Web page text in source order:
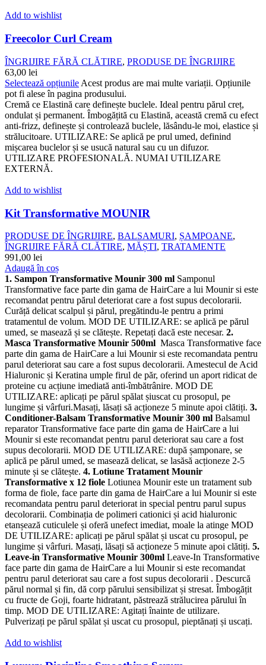
Add to wishlist
Freecolor Curl Cream
ÎNGRIJIRE FĂRĂ CLĂTIRE, PRODUSE DE ÎNGRIJIRE
63,00 lei
Selectează opțiunile Acest produs are mai multe variații. Opțiunile
pot fi alese în pagina produsului.
Cremă ce Elastină care definește buclele. Ideal pentru părul creț,
ondulat și permanent. Îmbogățită cu Elastină, această cremă cu efect
anti-frizz, definește și controlează buclele, lăsându-le moi, elastice și
strălucitoare. UTILIZARE: Se aplică pe prul umed, definind
mișcarea buclelor și se usucă natural sau cu un difuzor.
UTILIZARE PROFESIONALĂ. NUMAI UTILIZARE
EXTERNĂ.
Add to wishlist
Kit Transformative MOUNIR
PRODUSE DE ÎNGRIJIRE, BALSAMURI, ȘAMPOANE,
ÎNGRIJIRE FĂRĂ CLĂTIRE, MĂȘTI, TRATAMENTE
991,00 lei
Adaugă în coș
1. Sampon Transformative Mounir 300 ml Samponul
Transformative face parte din gama de HairCare a lui Mounir si este
recomandat pentru părul deteriorat care a fost supus decolorarii.
Curăță delicat scalpul și părul, pregătindu-le pentru a primi
tratamentul de volum. MOD DE UTILIZARE: se aplică pe părul
umed, se masează și se clătește. Repetați dacă este necesar. 2.
Masca Transformative Mounir 500ml Masca Transformative face
parte din gama de HairCare a lui Mounir si este recomandata pentru
parul deteriorat sau care a fost supus decolorarii. Amestecul de Acid
Hialuronic și Keratina umple firul de păr, oferind un aport ridicat de
proteine cu acțiune imediată anti-îmbătrânire. MOD DE
UTILIZARE: aplicați pe părul spălat șiuscat cu prosopul, pe
lungime și vârfuri.Masați, lăsați să acționeze 5 minute apoi clătiți. 3.
Conditioner-Balsam Transformative Mounir 300 ml Balsamul
reparator Transformative face parte din gama de HairCare a lui
Mounir si este recomandat pentru parul deteriorat sau care a fost
supus decolorarii. MOD DE UTILIZARE: după șamponare, se
aplică pe părul umed, se masează delicat, se lasăsă acționeze 2-5
minute și se clătește. 4. Lotiune Tratament Mounir
Transformative x 12 fiole Lotiunea Mounir este un tratament sub
forma de fiole, face parte din gama de HairCare a lui Mounir si este
recomandata pentru parul deteriorat in special pentru parul supus
decolorarii. Combinația de polimeri cationici și acid hialuronic
etanșează cuticulele și oferă unefect imediat, moale la atinge MOD
DE UTILIZARE: aplicați pe părul spălat și uscat cu prosopul, pe
lungime și vârfuri. Masați, lăsați să acționeze 5 minute apoi clătiți. 5.
Leave-in Transformative Mounir 300ml Leave-In Transformative
face parte din gama de HairCare a lui Mounir si este recomandat
pentru parul deteriorat sau care a fost supus decolorarii . Descurcă
părul normal și fin, dă corp părului sensibilizat și stresat. Îmbogățit
cu fructe de Goji, foarte hidratant, păstrează strălucirea părului în
timp. MOD DE UTILIZARE: Agitați înainte de utilizare.
Pulverizați pe părul spălat și uscat cu prosopul, pieptănați și uscați.
Add to wishlist